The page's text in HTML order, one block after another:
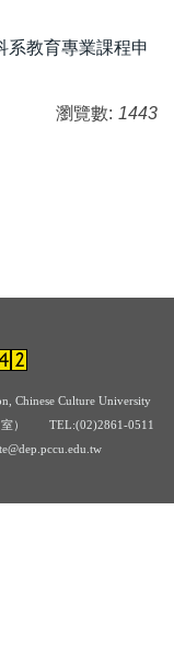
系教育專業課程申
瀏覽數: 1443
Chinese Culture University
室） TEL:(02)2861-0511